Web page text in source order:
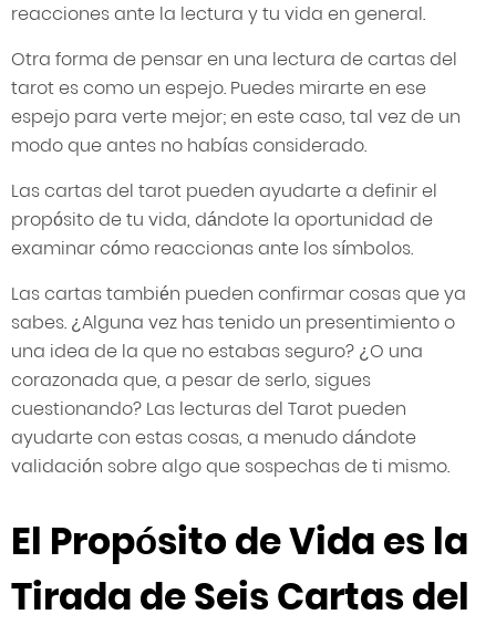
reacciones ante la lectura y tu vida en general.
Otra forma de pensar en una lectura de cartas del
tarot es como un espejo. Puedes mirarte en ese
espejo para verte mejor; en este caso, tal vez de un
modo que antes no habías considerado.
Las cartas del tarot pueden ayudarte a definir el
propósito de tu vida, dándote la oportunidad de
examinar cómo reaccionas ante los símbolos.
Las cartas también pueden confirmar cosas que ya
sabes. ¿Alguna vez has tenido un presentimiento o
una idea de la que no estabas seguro? ¿O una
corazonada que, a pesar de serlo, sigues
cuestionando? Las lecturas del Tarot pueden
ayudarte con estas cosas, a menudo dándote
validación sobre algo que sospechas de ti mismo.
El Propósito de Vida es la
Tirada de Seis Cartas del